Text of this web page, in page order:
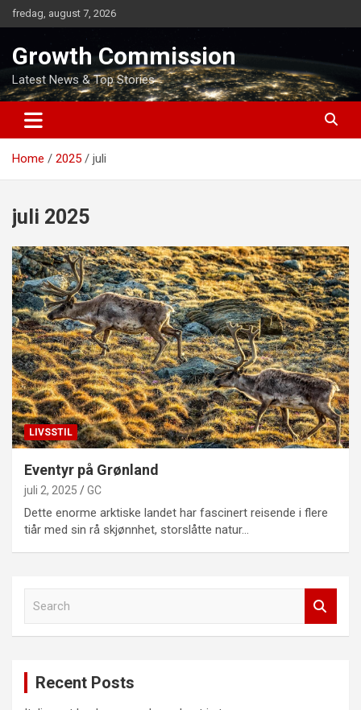
Skip
to
fredag, august 7, 2026
Growth Commission
Latest News & Top Stories
Home 2025 juli
juli 2025
LIVSSTIL
Eventyr på Grønland
juli 2, 2025 GC
Dette enorme arktiske landet har fascinert reisende i flere
tiår med sin rå skjønnhet, storslåtte natur…
Recent Posts